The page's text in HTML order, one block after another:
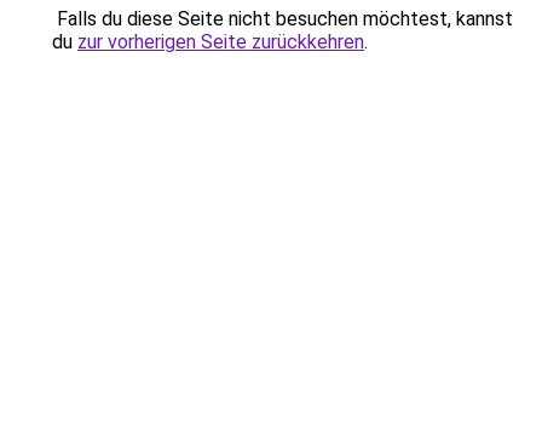
Falls du diese Seite nicht besuchen möchtest, kannst
du zur vorherigen Seite zurückkehren.